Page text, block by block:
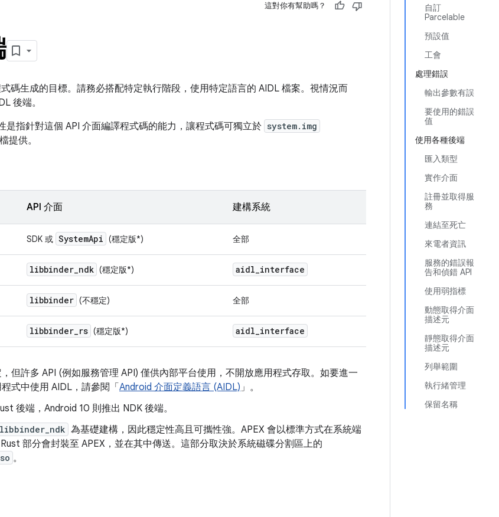
自訂
Parcelable
預設值
工會
處理錯誤
輸出參數有誤
要使用的錯誤
值
使用各種後端
匯入類型
實作介面
註冊並取得服
務
連結至死亡
來電者資訊
服務的錯誤報
告和偵錯 API
使用弱指標
動態取得介面
描述元
靜態取得介面
描述元
列舉範圍
執行緒管理
保留名稱
這對你有幫助嗎？
碼生成的目標。請務必搭配特定執行階段，使用特定語言的 AIDL 檔案。視情況而
後端。
是指針對這個 API 介面編譯程式碼的能力，讓程式碼可獨立於 system.img
提供。
API 介面 建構系統
SDK 或 SystemApi (穩定版*) 全部
libbinder_ndk (穩定版*) aidl_interface
libbinder (不穩定) 全部
libbinder_rs (穩定版*) aidl_interface
但許多 API (例如服務管理 API) 僅供內部平台使用，不開放應用程式存取。如要進一
式中使用 AIDL，請參閱「 Android 介面定義語言 (AIDL)」。
後端，Android 10 則推出 NDK 後端。
libbinder_ndk 為基礎建構，因此穩定性高且可攜性強。APEX 會以標準方式在系統端
部分會封裝至 APEX，並在其中傳送。這部分取決於系統磁碟分割區上的
。